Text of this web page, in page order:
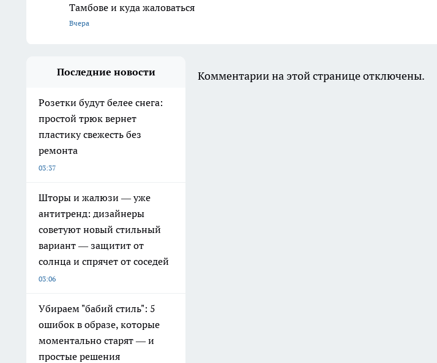
Тамбове и куда жаловаться
Вчера
Последние новости
Розетки будут белее снега:
простой трюк вернет
пластику свежесть без
ремонта
03:37
Шторы и жалюзи — уже
антитренд: дизайнеры
советуют новый стильный
вариант — защитит от
солнца и спрячет от соседей
03:06
Убираем "бабий стиль": 5
ошибок в образе, которые
моментально старят — и
простые решения
Комментарии на этой странице отключены.